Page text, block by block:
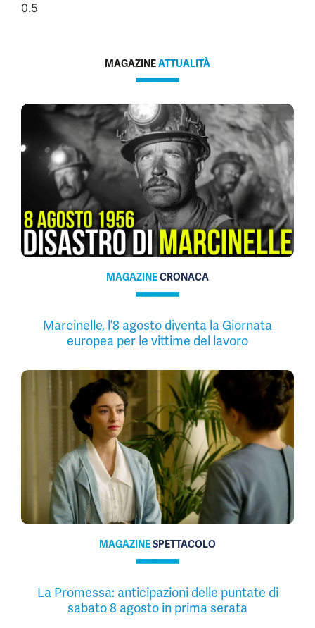
MAGAZINEATTUALITÀ
MAGAZINECRONACA
Marcinelle, l’8 agosto diventa la Giornata
europea per le vittime del lavoro
MAGAZINESPETTACOLO
La Promessa: anticipazioni delle puntate di
sabato 8 agosto in prima serata